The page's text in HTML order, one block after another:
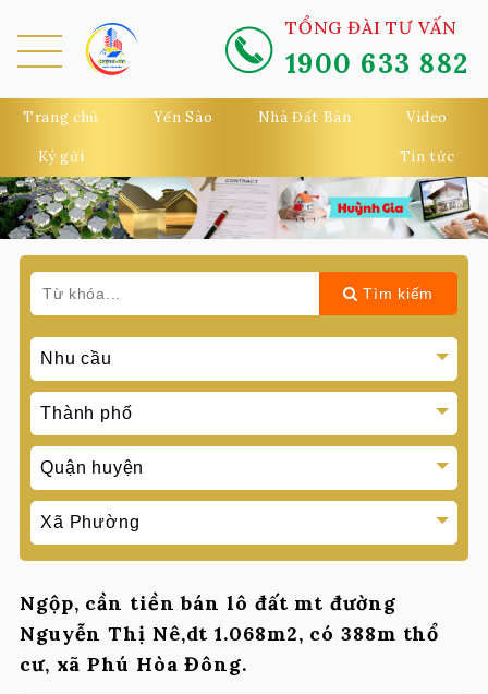
TỔNG ĐÀI TƯ VẤN
1900 633 882
Trang chủ Yến Sào Nhà Đất Bán Video
Ký gửi Tin tức
MEN
Tìm kiếm
Ngộp, cần tiền bán lô đất mt đường
Nguyễn Thị Nê,dt 1.068m2, có 388m thổ
cư, xã Phú Hòa Đông.